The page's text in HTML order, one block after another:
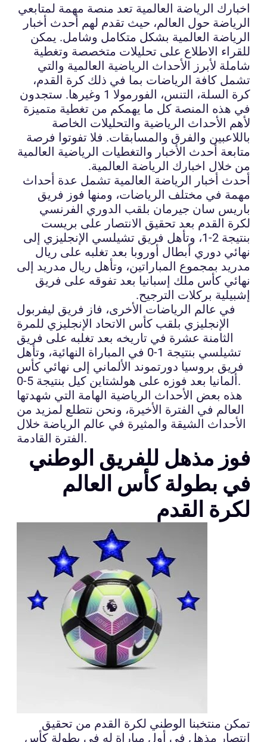
اخبارك الرياضة العالمية تعد منصة مهمة لمتابعي
الرياضة حول العالم، حيث تقدم لهم أحدث أخبار
الرياضة العالمية بشكل متكامل وشامل. يمكن
للقراء الاطلاع على تحليلات متخصصة وتغطية
شاملة لأبرز الأحداث الرياضية العالمية والتي
تشمل كافة الرياضات بما في ذلك كرة القدم،
كرة السلة، التنس، الفورمولا 1 وغيرها. ستجدون
في هذه المنصة كل ما يهمكم من تغطية متميزة
لأهم الأحداث الرياضية والتحليلات الخاصة
باللاعبين والفرق والمسابقات. فلا تفوتوا فرصة
متابعة أحدث الأخبار والتغطيات الرياضية العالمية
من خلال اخبارك الرياضة العالمية.
أحدث أخبار الرياضة العالمية تشمل عدة أحداث
مهمة في مختلف الرياضات، ومنها فوز فريق
باريس سان جيرمان بلقب الدوري الفرنسي
لكرة القدم بعد تحقيق الانتصار على بريست
بنتيجة 2-1، وتأهل فريق تشيلسي الإنجليزي إلى
نهائي دوري أبطال أوروبا بعد تغلبه على ريال
مدريد بمجموع المباراتين، وتأهل ريال مدريد إلى
نهائي كأس ملك إسبانيا بعد تفوقه على فريق
إشبيلية بركلات الترجيح.
في عالم الرياضات الأخرى، فاز فريق ليفربول
الإنجليزي بلقب كأس الاتحاد الإنجليزي للمرة
الثامنة عشرة في تاريخه بعد تغلبه على فريق
تشيلسي بنتيجة 1-0 في المباراة النهائية، وتأهل
فريق بروسيا دورتموند الألماني إلى نهائي كأس
ألمانيا بعد فوزه على هولشتاين كيل بنتيجة 5-0.
هذه بعض الأحداث الرياضية الهامة التي شهدتها
العالم في الفترة الأخيرة، ونحن نتطلع لمزيد من
الأحداث الشيقة والمثيرة في عالم الرياضة خلال
الفترة القادمة.
فوز مذهل للفريق الوطني
في بطولة كأس العالم
لكرة القدم
تمكن منتخبنا الوطني لكرة القدم من تحقيق
انتصار مذهل في أول مباراة له في بطولة كأس